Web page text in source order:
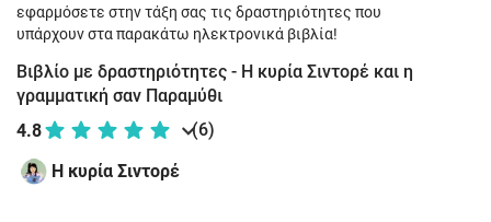
εφαρμόσετε στην τάξη σας τις δραστηριότητες που
υπάρχουν στα παρακάτω ηλεκτρονικά βιβλία!
Βιβλίο με δραστηριότητες - Η κυρία Σιντορέ και η
γραμματική σαν Παραμύθι
4.8
(6)
Η κυρία Σιντορέ